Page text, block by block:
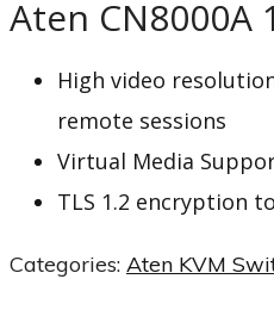
Aten CN8000A
High video
remote sessions
Virtual Media
TLS 1.2 encryption
Categories: Aten KVM